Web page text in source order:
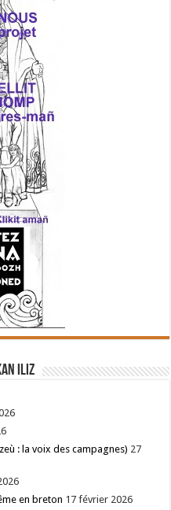
Iliz
: la voix des campagnes) 27
en breton 17 février 2026